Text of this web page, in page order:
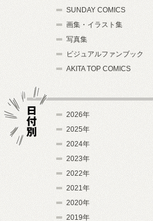
SUNDAY COMICS
画集・イラスト集
写真集
ビジュアルファンブック
AKITA TOP COMICS
2026年
2025年
2024年
2023年
2022年
2021年
2020年
2019年